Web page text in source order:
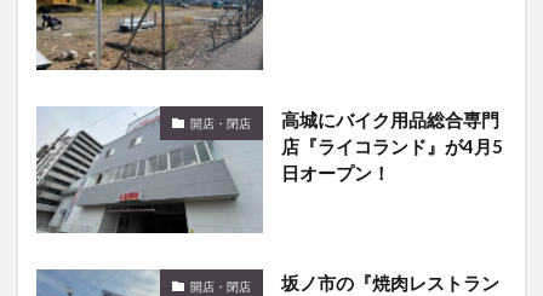
開店・閉店
高城にバイク用品総合専門
店『ライコランド』が4月5
日オープン！
開店・閉店
坂ノ市の『焼肉レストラン